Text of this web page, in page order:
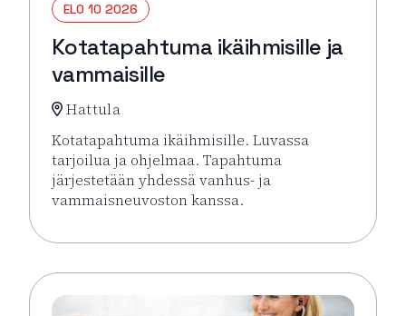
ELO 10 2026
Kotatapahtuma ikäihmisille ja
vammaisille
Hattula
Kotatapahtuma ikäihmisille. Luvassa
tarjoilua ja ohjelmaa. Tapahtuma
järjestetään yhdessä vanhus- ja
vammaisneuvoston kanssa.
Lue lisää tapahtumasta Kotatapahtuma